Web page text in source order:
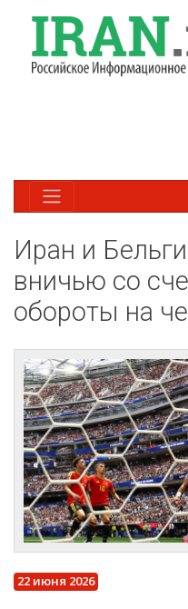
Иран и
вничью со
обороты на
22 июня 2026